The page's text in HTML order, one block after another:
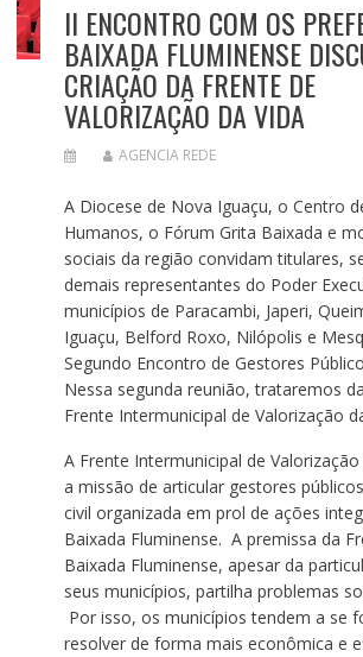
II ENCONTRO COM OS
BAIXADA FLUMINENSE
CRIAÇÃO DA FRENTE DE
VALORIZAÇÃO DA VIDA
AGENCIA REDE
A Diocese de Nova Iguaçu, o Centro
Humanos, o Fórum Grita Baixada e
sociais da região convidam titulares,
demais representantes do Poder
municípios de Paracambi, Japeri,
Iguaçu, Belford Roxo, Nilópolis e
Segundo Encontro de Gestores
Nessa segunda reunião, trataremos
Frente Intermunicipal de Valorização
A Frente Intermunicipal de
a missão de articular gestores
civil organizada em prol de ações
Baixada Fluminense. A premissa da
Baixada Fluminense, apesar da
seus municípios, partilha problemas
Por isso, os municípios tendem a se
resolver de forma mais econômica e